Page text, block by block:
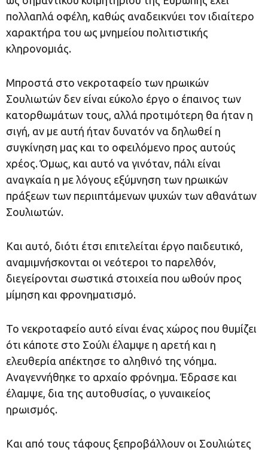
πολλαπλά οφέλη, καθώς αναδεικνύει τον ιδιαίτερο
χαρακτήρα του ως μνημείου πολιτιστικής
κληρονομιάς.
Μπροστά στο νεκροταφείο των ηρωικών
Σουλιωτών δεν είναι εύκολο έργο ο έπαινος των
κατορθωμάτων τους, αλλά προτιμότερη θα ήταν η
σιγή, αν με αυτή ήταν δυνατόν να δηλωθεί η
συγκίνηση μας και το οφειλόμενο προς αυτούς
χρέος. Όμως, και αυτό να γινόταν, πάλι είναι
αναγκαία η με λόγους εξύμνηση των ηρωικών
πράξεων των περιιπτάμενων ψυχών των αθανάτων
Σουλιωτών.
Και αυτό, διότι έτσι επιτελείται έργο παιδευτικό,
αναμιμνήσκονται οι νεότεροι το παρελθόν,
διεγείρονται σωστικά στοιχεία που ωθούν προς
μίμηση και φρονηματισμό.
Το νεκροταφείο αυτό είναι ένας χώρος που θυμίζει
ότι κάποτε στο Σούλι έλαμψε η αρετή και η
ελευθερία απέκτησε το αληθινό της νόημα.
Αναγεννήθηκε το αρχαίο φρόνημα. Έδρασε και
έλαμψε, δια της αυτοθυσίας, ο γυναικείος
ηρωισμός.
Και από τους τάφους ξεπροβάλλουν οι Σουλιώτες